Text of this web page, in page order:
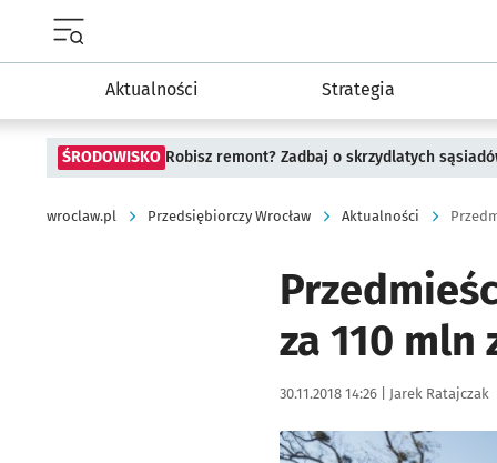
Aktualności Strategia
ŚRODOWISKO Robisz remont? Zadbaj o skrzydlatych
wroclaw.pl Przedsiębiorczy Wrocław Aktualności
za 110 mln
Data publikacji:
30.11.2018 14:26 | Autor:
Jarek Ratajczak
Kliknij, aby powiększyć